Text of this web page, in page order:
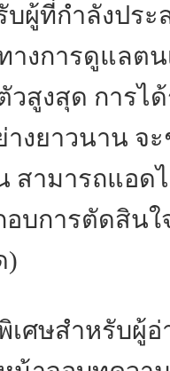
บผู้ที่กำลังปร
างการดูแลต
วสูงสุด การไ
างยาวนาน จ
สามารถแอด
อบการตัดสินใ
)
เศษสำหรับผู้